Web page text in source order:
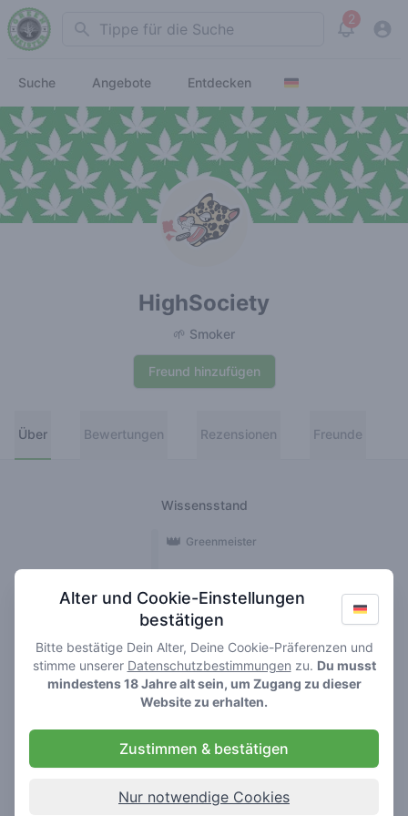
Search 2
View
Suche Angebote Entdecken
HighSociety
🌱 Smoker
Freund hinzufügen
Über Bewertungen Rezensionen Freunde
Wissensstand
🍃 Smoker
🌱 Roller
🥦 Stoner
👑 Greenmeister
Rezensionen
Bewertungen
Alter und Cookie-Einstellungen
bestätigen
Bitte bestätige Dein Alter, Deine Cookie-Präferenzen und
stimme unserer Datenschutzbestimmungen zu. Du musst
mindestens 18 Jahre alt sein, um Zugang zu dieser
Website zu erhalten.
Zustimmen & bestätigen
Nur notwendige Cookies